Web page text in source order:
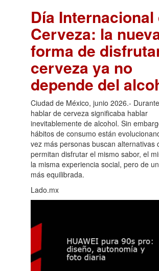
Día Internacional
Cerveza: la
forma de
cerveza ya no
depende del
Ciudad de México, junio 2026.-
hablar de cerveza significaba hablar
inevitablemente de alcohol. Sin
hábitos de consumo están
vez más personas buscan alternativas
permitan disfrutar el mismo sabor, el
la misma experiencia social, pero de
más equilibrada.
Lado.mx